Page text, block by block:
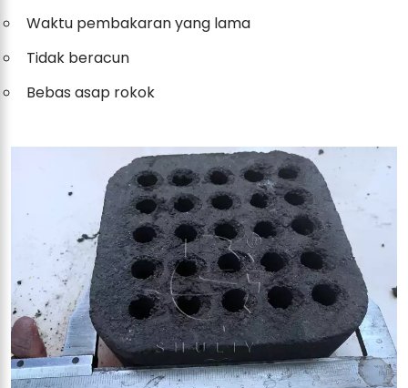
Waktu pembakaran yang lama
Tidak beracun
Bebas asap rokok